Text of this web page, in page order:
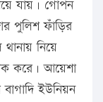
যায়। গোপন
পুলিশ ফাঁড়ির
নিয়ে
করে। আয়েশা
ইউনিয়ন